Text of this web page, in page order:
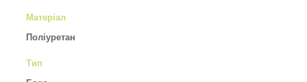
Матеріал
Поліуретан
Тип